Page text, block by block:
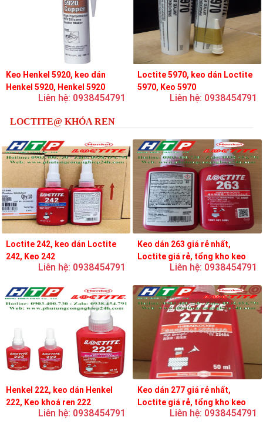
Keo Henkel 5920, keo dán
Henkel 5920, Henkel 5920
Liên hệ: 0938454791
Loctite 5970, keo dán Loctite
5970, Keo 5970
Liên hệ: 0938454791
LOCTITE@ KHÓA REN
Loctite 242, keo dán Loctite
242, Keo 242
Liên hệ: 0938454791
Keo dán 263 giá rẻ nhất,
Loctite giá rẻ, tổng kho keo
Liên hệ: 0938454791
Henkel 222, keo dán Henkel
222, Keo khoá ren 222
Liên hệ: 0938454791
Keo dán 277 giá rẻ nhất,
Loctite giá rẻ, tổng kho keo
Liên hệ: 0938454791